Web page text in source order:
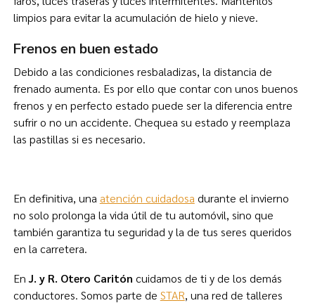
limpios para evitar la acumulación de hielo y nieve.
Frenos en buen estado
Debido a las condiciones resbaladizas, la distancia de
frenado aumenta. Es por ello que contar con unos buenos
frenos y en perfecto estado puede ser la diferencia entre
sufrir o no un accidente. Chequea su estado y reemplaza
las pastillas si es necesario.
En definitiva, una atención cuidadosa durante el invierno
no solo prolonga la vida útil de tu automóvil, sino que
también garantiza tu seguridad y la de tus seres queridos
en la carretera.
EnJ. y R. Otero Caritón cuidamos de ti y de los demás
conductores. Somos parte de STAR, una red de talleres